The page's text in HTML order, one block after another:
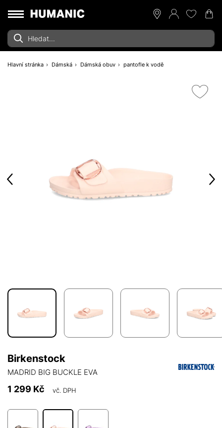
Hlavní stránka Dámská Dámská obuv pantofle k vodě
Birkenstock
MADRID BIG BUCKLE EVA
1 299 Kč vč. DPH